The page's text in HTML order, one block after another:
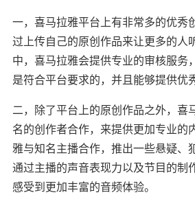
一，喜马拉雅平台上有非常多的优秀
过上传自己的原创作品来让更多的人
中，喜马拉雅会提供专业的审核服务
是符合平台要求的，并且能够提供优
二，除了平台上的原创作品之外，喜
名的创作者合作，来提供更加专业的
雅与知名主播合作，推出一些悬疑、
通过主播的声音表现力以及节目的制
感受到更加丰富的音频体验。